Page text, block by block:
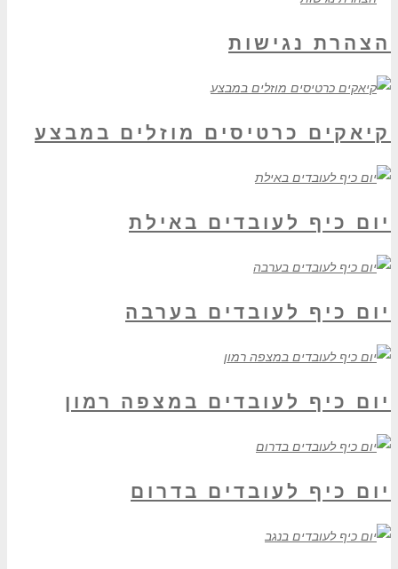
הצהרת נגישות
קיאקים כרטיסים מוזלים במבצע
יום כיף לעובדים באילת
יום כיף לעובדים בערבה
יום כיף לעובדים במצפה רמון
יום כיף לעובדים בדרום